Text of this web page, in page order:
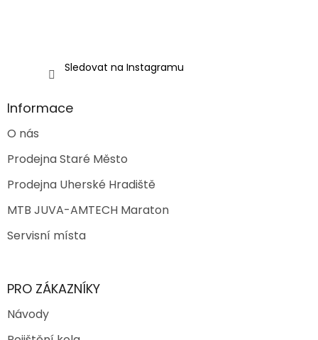
Sledovat na Instagramu
Informace
O nás
Prodejna Staré Město
Prodejna Uherské Hradiště
MTB JUVA-AMTECH Maraton
Servisní místa
PRO ZÁKAZNÍKY
Návody